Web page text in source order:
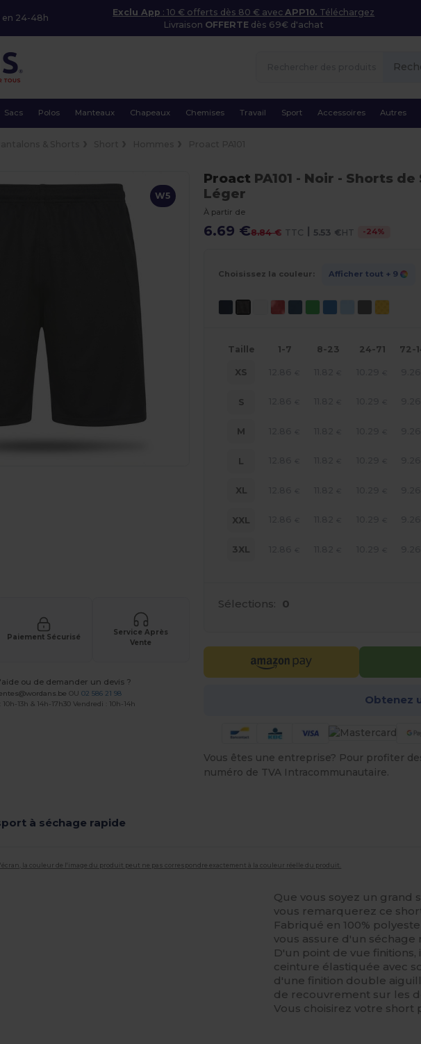
en 24-48h
Exclu App : 10 € offerts dès 80 € avecAPP10. Téléchargez
Livraison OFFERTE dès 69€ d'achat
Sacs Polos Manteaux Chapeaux Chemises Travail Sport Accessoires Autres
W5
Paiement Sécurisé
Service Après
Vente
ou de demander un devis ?
OU02 586 21 98
13h & 14h-17h30 Vendredi : 10h-14h
Proact PA101 - Noir - Shorts de
Léger
À partir de
6.69 €8.84 € TTC | 5.53 €HT -24%
Choisissez la couleur: Afficher tout + 9
Taille 1-7 8-23 24-71 72-
XS
S
M
L
XL
XXL
3XL
Sélections: 0
Obtenez
Vous êtes une entreprise? Pour profiter
numéro de TVA Intracommunautaire.
à séchage rapide
la couleur de l'image du produit peut ne pas correspondre exactement à la couleur réelle du produit.
Que vous soyez un
vous remarquerez ce
Fabriqué en 100%
vous assure d'un séchage
D'un point de vue
ceinture élastiquée avec
d'une finition double
de recouvrement sur les
Vous choisirez votre short